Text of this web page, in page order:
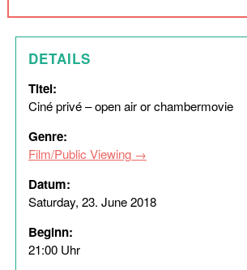
DETAILS
Titel:
Ciné privé – open air or chambermovie
Genre:
Film/Public Viewing
Datum:
Saturday, 23. June 2018
Beginn:
21:00 Uhr